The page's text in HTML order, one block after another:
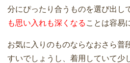
分にぴったり合うものを選び出し
も思い入れも深くなる ことは容易
お気に入りのものならなおさら普
すいでしょうし、着用していて少